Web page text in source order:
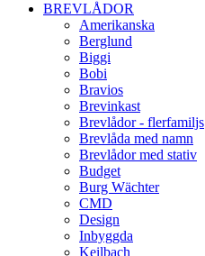
BREVLÅDOR
Amerikanska
Berglund
Biggi
Bobi
Bravios
Brevinkast
Brevlådor - flerfamiljs
Brevlåda med namn
Brevlådor med stativ
Budget
Burg Wächter
CMD
Design
Inbyggda
Keilbach